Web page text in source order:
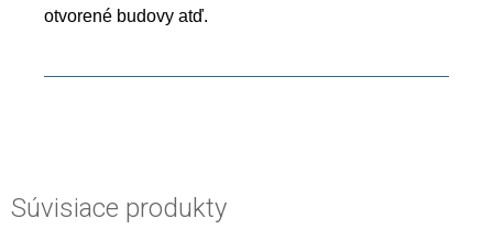
otvorené budovy atď.
Súvisiace produkty